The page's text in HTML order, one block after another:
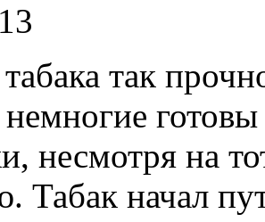
так
несмотря на
Табак начал